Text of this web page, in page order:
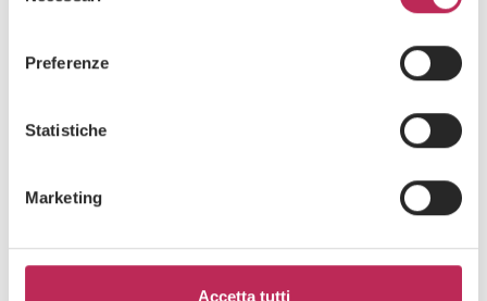
un’area sottostante o accedendo ad un’altra pagina del
Preferenze
Statistiche
Marketing
Accetta tutti
Profesionales
LEXIA